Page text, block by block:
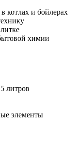
котлах и бойлерах
химии
литров
элементы